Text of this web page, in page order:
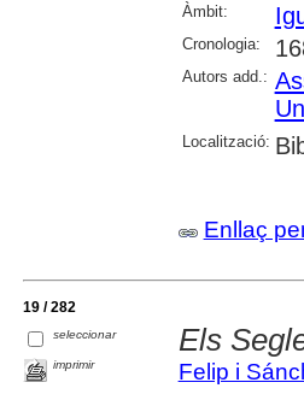
Àmbit:
Cronologia:
Autors add.:
Localització:
Enllaç
19 / 282
seleccionar
imprimir
Els
Felip i